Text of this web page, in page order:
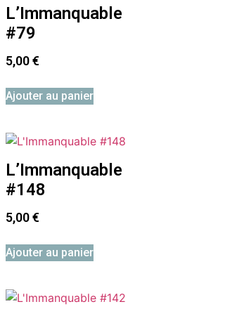
L’Immanquable
#79
5,00€
Ajouter au panier
L’Immanquable
#148
5,00€
Ajouter au panier